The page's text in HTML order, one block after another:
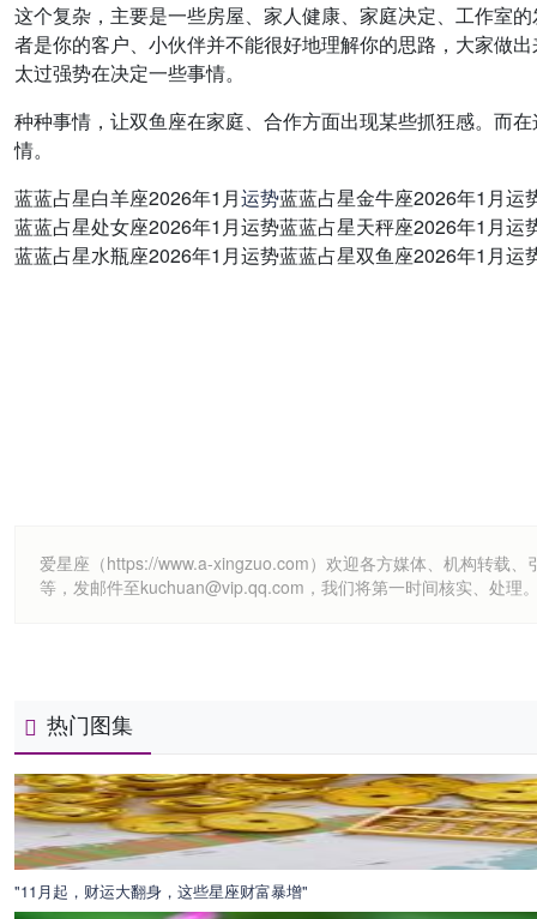
这个复杂，主要是一些房屋、家人健康、家庭决定、工作室
者是你的客户、小伙伴并不能很好地理解你的思路，大家做
太过强势在决定一些事情。
种种事情，让双鱼座在家庭、合作方面出现某些抓狂感。而
情。
蓝蓝占星白羊座2026年1月运势蓝蓝占星金牛座2026年1月运
蓝蓝占星处女座2026年1月运势蓝蓝占星天秤座2026年1月
蓝蓝占星水瓶座2026年1月运势蓝蓝占星双鱼座2026年1月运
爱星座（https://www.a-xingzuo.com）欢迎各方媒体、机构转载
等，发邮件至kuchuan@vip.qq.com，我们将第一时间核实、处理
热门图集
"11月起，财运大翻身，这些星座财富暴增"